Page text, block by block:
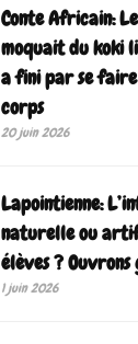
Conte Africain:
moquait du koki
a fini par se
corps
20 juin 2026
Lapointienne:
naturelle ou
élèves ?
1 juin 2026